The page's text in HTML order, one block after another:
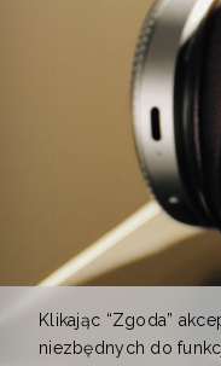
Klikając “Zgoda”
niezbędnych do